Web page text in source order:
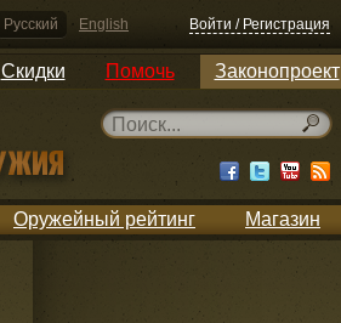
Русский English Войти / Регистрация
Скидки Помочь Законопроект
Оружейный рейтинг Магазин